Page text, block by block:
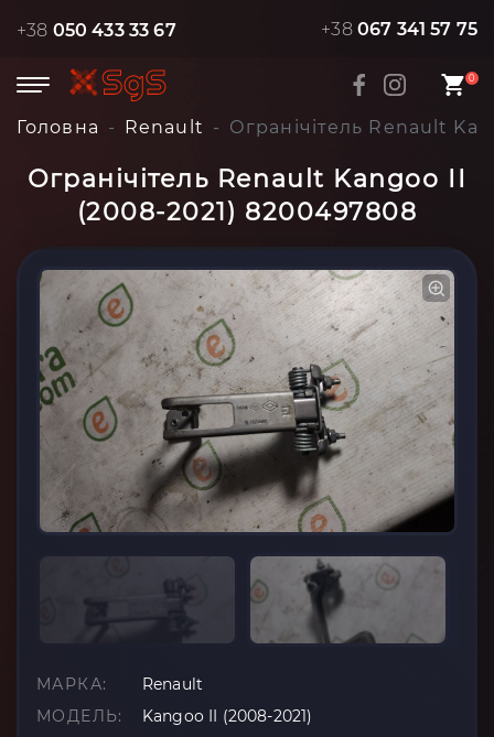
+38 050 433 33 67 +38 067 341 57 75
0
Головна Renault Огранічітель Renault
Огранічітель Renault Kangoo II
(2008-2021) 8200497808
МАРКА:
Renault
МОДЕЛЬ:
Kangoo II (2008-2021)